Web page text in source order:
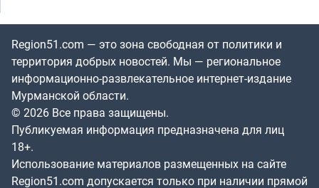
Region51.com — это зона свободная от политики и
территория добрых новостей. Мы — региональное
информационно-развлекательное интернет-издание
Мурманской области.
© 2026 Все права защищены.
Публикуемая информация предназначена для лиц
18+.
Использование материалов размещенных на сайте
Region51.com допускается только при наличии прямой